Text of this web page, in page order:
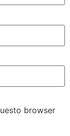
browser